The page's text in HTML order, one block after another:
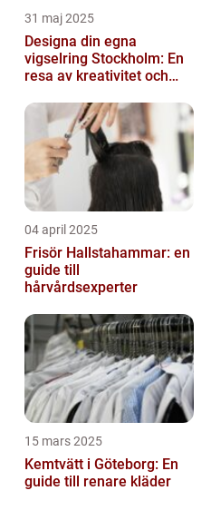
31 maj 2025
Designa din egna
vigselring Stockholm: En
resa av kreativitet och
04 april 2025
Frisör Hallstahammar: en
guide till
hårvårdsexperter
15 mars 2025
Kemtvätt i Göteborg: En
guide till renare kläder